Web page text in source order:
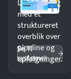
Luk flere salg
med et
struktureret
overblik over
pipeline og
opfølgninger.
Se 11
systemer